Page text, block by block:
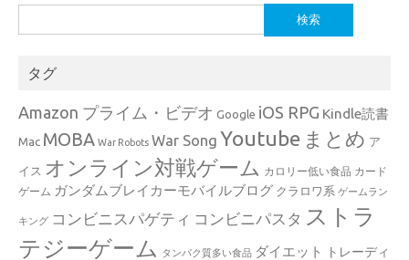
索:
タグ
Amazon プライム・ビデオ Google iOS RPG Kindle読書
Mac MOBA War Robots War Song Youtube まとめ ア
イス オンライン対戦ゲーム カロリー低い食品 カード
ゲーム ガンダムブレイカーモバイルブログ クラロワ系 ゲームラン
キング コンビニスパゲティ コンビニパスタ ストラ
テジーゲーム
タンパク質多い食品 ダイエット
トレーディ